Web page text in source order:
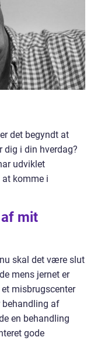
det begyndt at
dig i din hverdag?
udviklet
at komme i
mit
skal det være slut
mens jernet er
misbrugscenter
af
en behandling
gode